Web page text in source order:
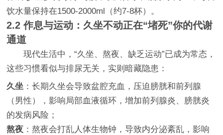
饮水量保持在1500-2000ml（约7-8杯）。
2.2 作息与运动：久坐不动正在“堵死”你的代谢
通道
现代生活中，“久坐、熬夜、缺乏运动”已成为常态，
这些习惯看似与排尿无关，实则暗藏隐患：
久坐 ：长期久坐会导致盆腔充血，压迫膀胱和前列腺
（男性），影响局部血液循环，增加前列腺炎、膀胱炎
的发病风险；
熬夜 ：熬夜会打乱人体生物钟，导致内分泌紊乱，影响